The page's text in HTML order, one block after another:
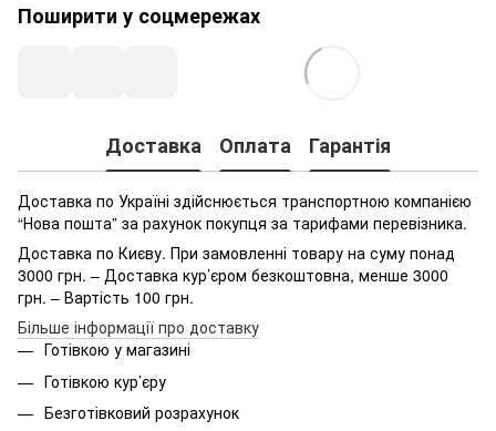
Поширити у соцмережах
Доставка Оплата Гарантія
Доставка по Україні здійснюється транспортною компанією
“Нова пошта” за рахунок покупця за тарифами перевізника.
Доставка по Києву. При замовленні товару на суму понад
3000 грн. – Доставка кур’єром безкоштовна, менше 3000
грн. – Вартість 100 грн.
Більше інформації про доставку
Готівкою у магазині
Готівкою кур’єру
Безготівковий розрахунок